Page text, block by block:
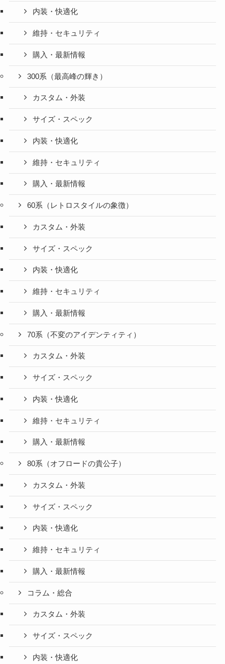
内装・快適化
維持・セキュリティ
購入・最新情報
300系（最高峰の輝き）
カスタム・外装
サイズ・スペック
内装・快適化
維持・セキュリティ
購入・最新情報
60系（レトロスタイルの象徴）
カスタム・外装
サイズ・スペック
内装・快適化
維持・セキュリティ
購入・最新情報
70系（不変のアイデンティティ）
カスタム・外装
サイズ・スペック
内装・快適化
維持・セキュリティ
購入・最新情報
80系（オフロードの貴公子）
カスタム・外装
サイズ・スペック
内装・快適化
維持・セキュリティ
購入・最新情報
コラム・総合
カスタム・外装
サイズ・スペック
内装・快適化